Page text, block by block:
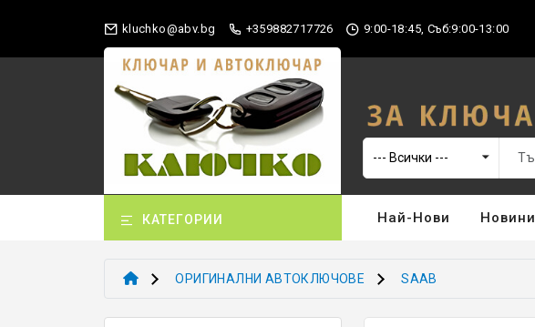
gb.vba@okhculk +359882717726 9:00-18:45, Съб:9:00-13:00
КАТЕГОРИИ Най-Нови Новини
ОРИГИНАЛНИ АВТОКЛЮЧОВЕ SAAB